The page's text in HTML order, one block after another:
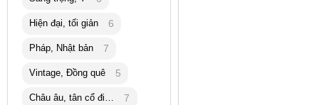
Hiện đại, tối giản 6
Pháp, Nhật bản 7
Vintage, Đồng quê 5
Châu âu, tân cổ điển 7